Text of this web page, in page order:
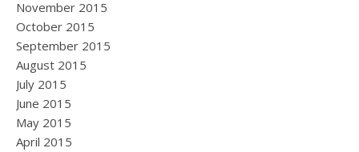
November 2015
October 2015
September 2015
August 2015
July 2015
June 2015
May 2015
April 2015